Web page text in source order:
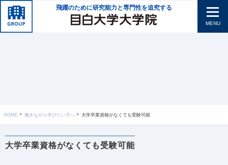
飛躍のために研究能力と専門性を追究する
MENU
HOME 働きながら学びたい方へ 大学卒業資格がなくても受験可能
大学卒業資格がなくても受験可能